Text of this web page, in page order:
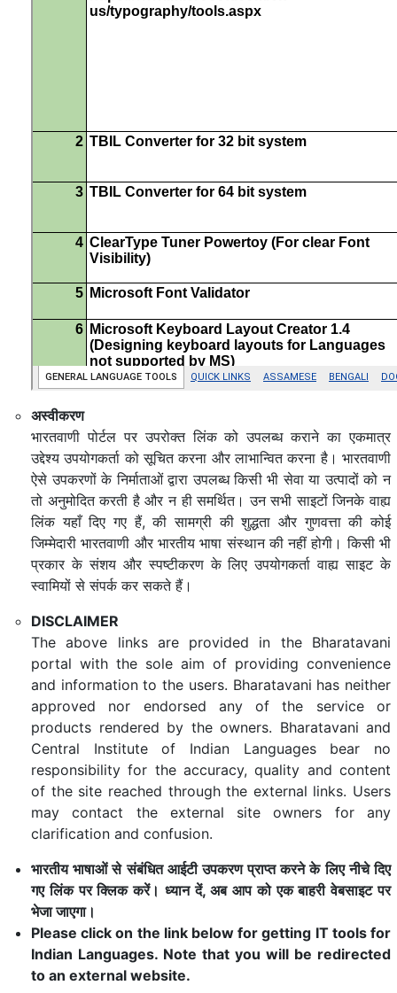
अस्वीकरण
भारतवाणी पोर्टल पर उपरोक्त लिंक को उपलब्ध कराने का एकमात्र
उद्देश्य उपयोगकर्ता को सूचित करना और लाभान्वित करना है। भारतवाणी
ऐसे उपकरणों के निर्माताओं द्वारा उपलब्ध किसी भी सेवा या उत्पादों को न
तो अनुमोदित करती है और न ही समर्थित। उन सभी साइटों जिनके वाह्य
लिंक यहाँ दिए गए हैं, की सामग्री की शुद्धता और गुणवत्ता की कोई
जिम्मेदारी भारतवाणी और भारतीय भाषा संस्थान की नहीं होगी। किसी भी
प्रकार के संशय और स्पष्टीकरण के लिए उपयोगकर्ता वाह्य साइट के
स्वामियों से संपर्क कर सकते हैं।
DISCLAIMER
The above links are provided in the Bharatavani
portal with the sole aim of providing convenience
and information to the users. Bharatavani has neither
approved nor endorsed any of the service or
products rendered by the owners. Bharatavani and
Central Institute of Indian Languages bear no
responsibility for the accuracy, quality and content
of the site reached through the external links. Users
may contact the external site owners for any
clarification and confusion.
भारतीय भाषाओं से संबंधित आईटी उपकरण प्राप्त करने के लिए नीचे दिए
गए लिंक पर क्लिक करें। ध्यान दें, अब आप को एक बाहरी वेबसाइट पर
भेजा जाएगा।
Please click on the link below for getting IT tools for
Indian Languages. Note that you will be redirected
to an external website.